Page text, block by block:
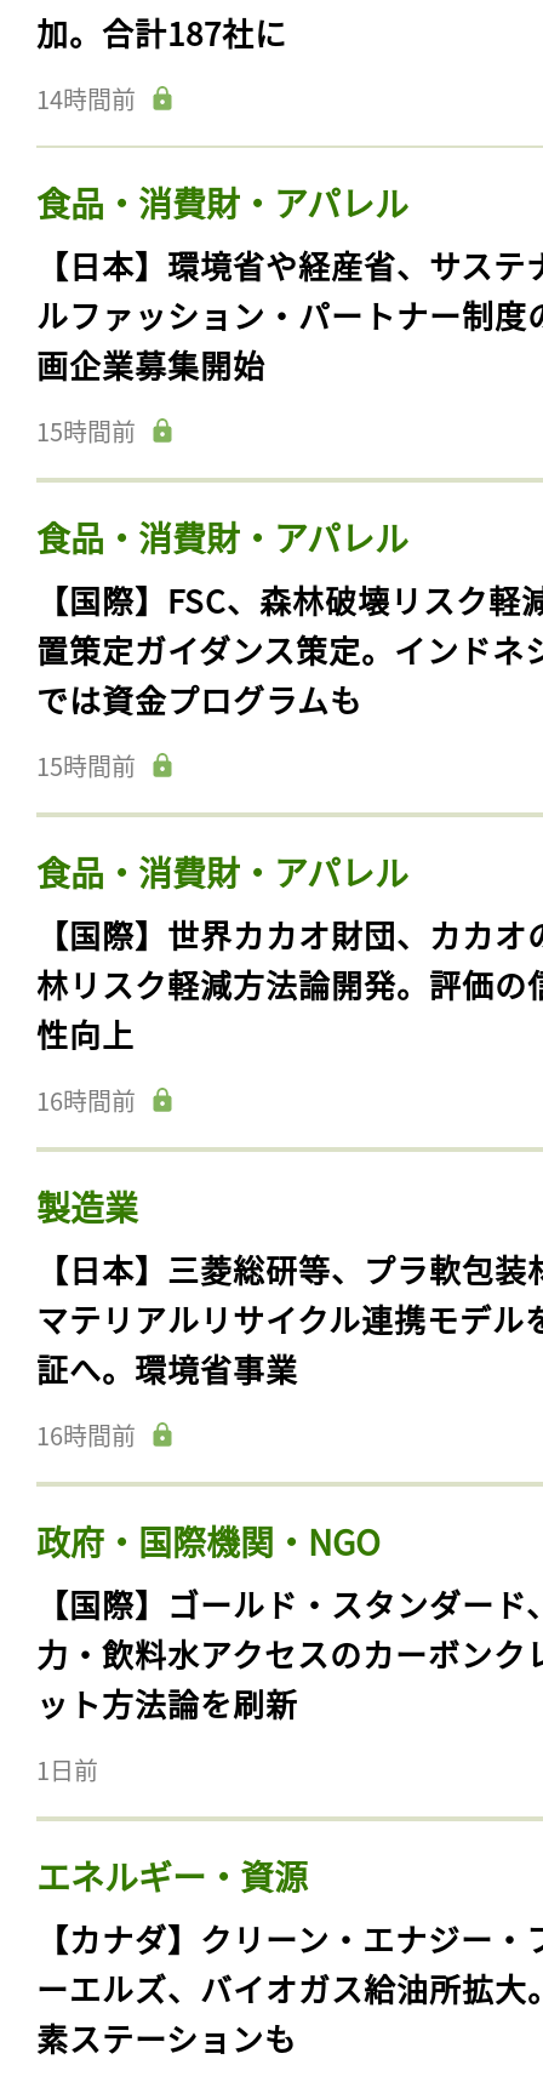
加。合計187社に
14時間前
食品・消費財・アパレル
【日本】環境省や経産省、サステ
ルファッション・パートナー制度
画企業募集開始
15時間前
食品・消費財・アパレル
【国際】FSC、森林破壊リスク軽
置策定ガイダンス策定。インドネ
では資金プログラムも
15時間前
食品・消費財・アパレル
【国際】世界カカオ財団、カカオ
林リスク軽減方法論開発。評価の
性向上
16時間前
製造業
【日本】三菱総研等、プラ軟包装
マテリアルリサイクル連携モデル
証へ。環境省事業
16時間前
政府・国際機関・NGO
【国際】ゴールド・スタンダード
力・飲料水アクセスのカーボンク
ット方法論を刷新
1日前
エネルギー・資源
【カナダ】クリーン・エナジー・
ーエルズ、バイオガス給油所拡大
素ステーションも